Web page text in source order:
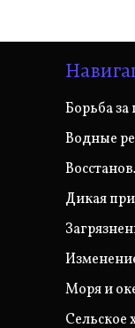
Борьба
Водные
Дикая
Моря и
Сельское